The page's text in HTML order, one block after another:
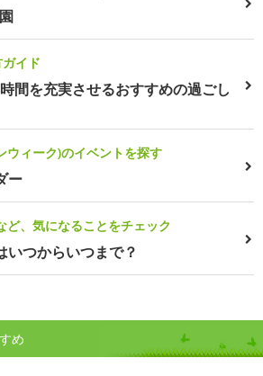
イド
間を充実させるおすすめの過ごし
ウィーク)のイベントを探す
ー
ど、気になることをチェック
つからいつまで？
め